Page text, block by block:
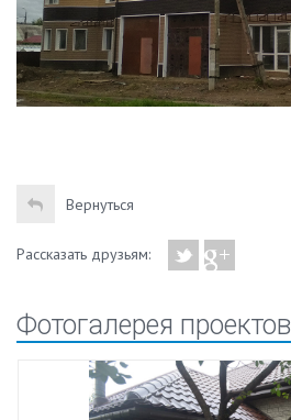
Вернуться
Рассказать друзьям:
Фотогалерея проектов